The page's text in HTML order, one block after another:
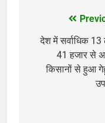
navigation
देश में सर्वाधिक
41 हजार से
किसानों से हुआ